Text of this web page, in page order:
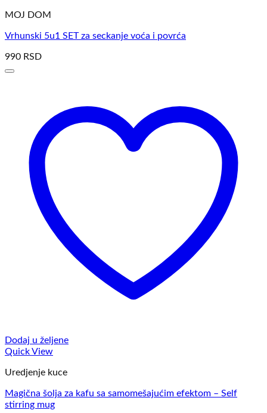
MOJ DOM
Vrhunski 5u1 SET za seckanje voća i povrća
990 RSD
Dodaj u željene
Quick View
Uredjenje kuce
Magična šolja za kafu sa samomešajućim efektom – Self
stirring mug